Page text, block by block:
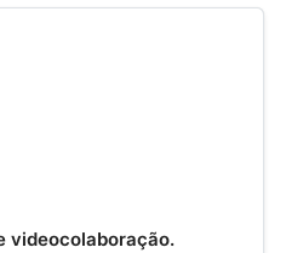
videocolaboração.